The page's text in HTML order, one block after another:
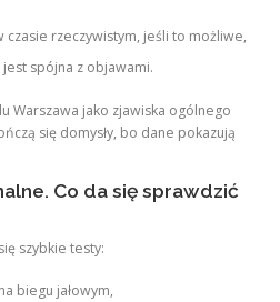
rzeczywistym, jeśli to możliwe,
spójna z objawami.
Warszawa jako zjawiska ogólnego
się domysły, bo dane pokazują
Co da się sprawdzić
szybkie testy:
biegu jałowym,